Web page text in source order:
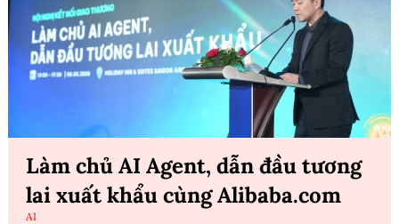
Làm chủ AI Agent, dẫn đầu tương
lai xuất khẩu cùng Alibaba.com
AI